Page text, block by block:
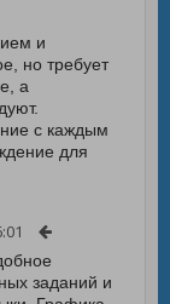
и
но требует
а
с каждым
для
заданий и